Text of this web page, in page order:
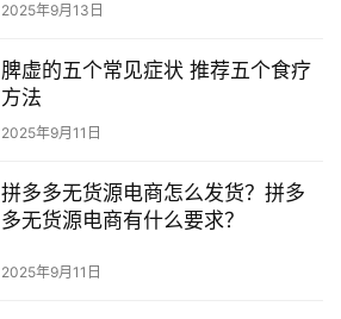
2025年9月13日
脾虚的五个常见症状 推荐五个食疗
方法
2025年9月11日
拼多多无货源电商怎么发货？拼多
多无货源电商有什么要求？
2025年9月11日